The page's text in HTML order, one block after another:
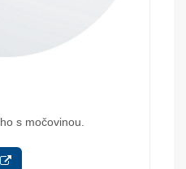
s močovinou.